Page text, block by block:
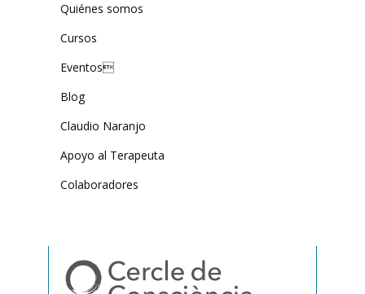
Quiénes somos
Cursos
Eventos
Blog
Claudio Naranjo
Apoyo al Terapeuta
Colaboradores